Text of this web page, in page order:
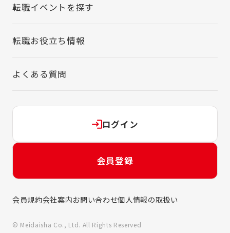
転職イベントを探す
転職お役立ち情報
よくある質問
ログイン
会員登録
会員規約会社案内お問い合わせ個人情報の取扱い
© Meidaisha Co., Ltd. All Rights Reserved